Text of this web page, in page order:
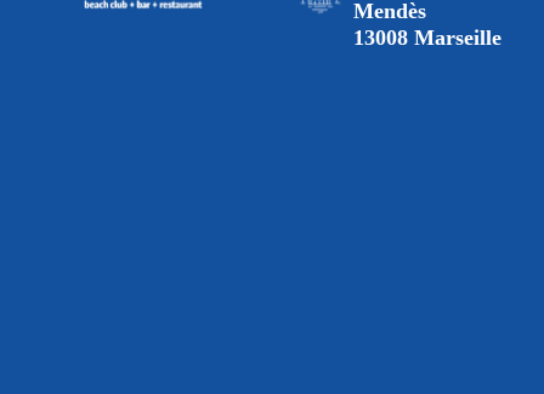
Mendès
13008 Marseille